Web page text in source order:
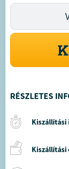
RÉSZLETES
Kiszállítási
Kiszállítási